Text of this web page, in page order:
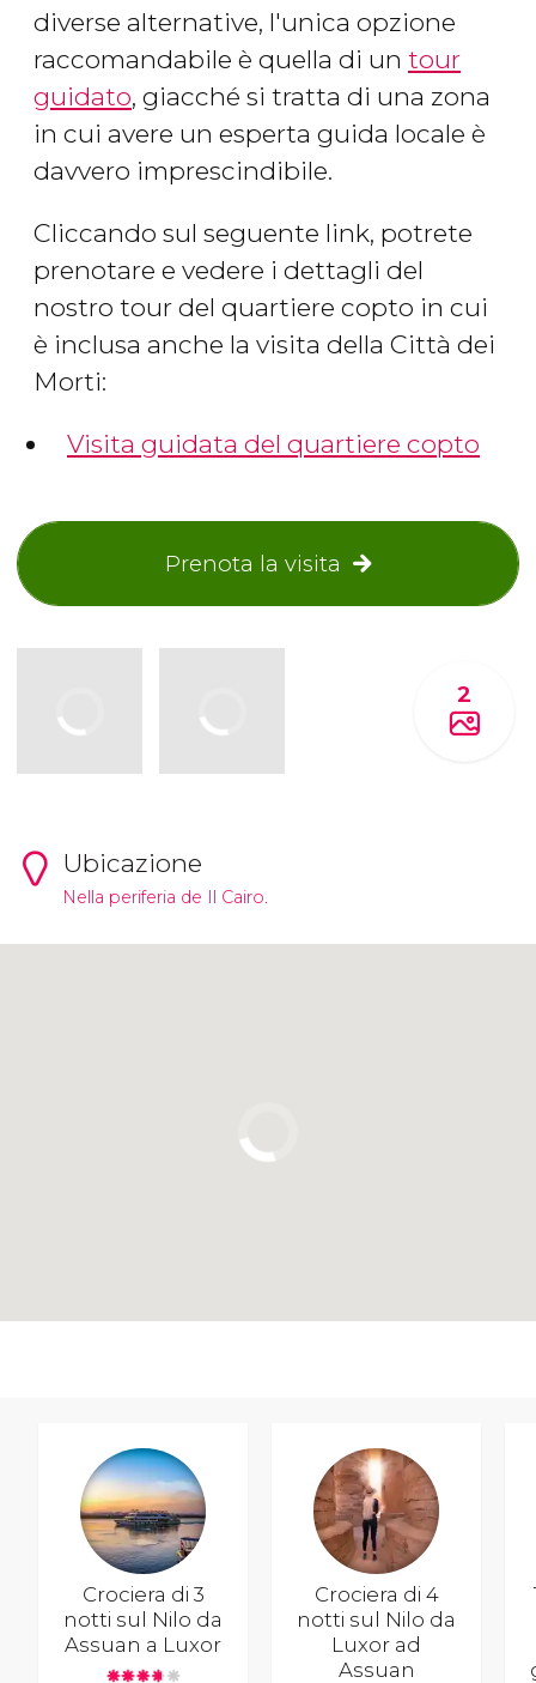
diverse alternative, l'unica opzione
raccomandabile è quella di un tour
guidato, giacché si tratta di una zona
in cui avere un esperta guida locale è
davvero imprescindibile.
Cliccando sul seguente link, potrete
prenotare e vedere i dettagli del
nostro tour del quartiere copto in cui
è inclusa anche la visita della Città dei
Morti:
Visita guidata del quartiere copto
Prenota la visita
2
Ubicazione
Nella periferia de Il Cairo.
Crociera di 3
notti sul Nilo da
Assuan a Luxor
Crociera di 4
notti sul Nilo da
Luxor ad
Assuan